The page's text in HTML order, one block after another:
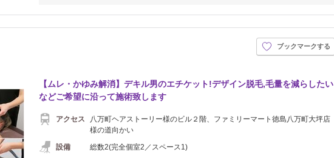
ブックマークする
【ムレ・かゆみ解消】デキル男のエチケット!デザイン脱毛,毛量を減らしたい
などご希望に沿って施術致します
アクセス
八万町ヘアストーリー様のビル２階、ファミリーマート徳島八万町大坪店
様の道向かい
設備
総数2(完全個室2／スペース1)